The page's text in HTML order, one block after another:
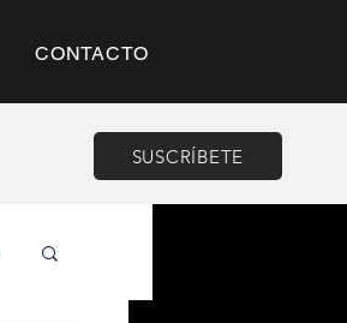
CONTACTO
SUSCRÍBETE